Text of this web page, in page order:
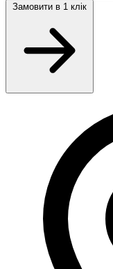
Замовити в 1 клік